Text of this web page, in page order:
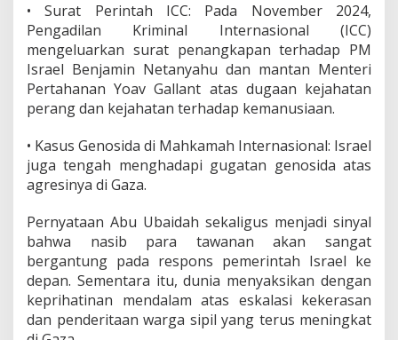
• Surat Perintah ICC: Pada November 2024,
Pengadilan Kriminal Internasional (ICC)
mengeluarkan surat penangkapan terhadap PM
Israel Benjamin Netanyahu dan mantan Menteri
Pertahanan Yoav Gallant atas dugaan kejahatan
perang dan kejahatan terhadap kemanusiaan.
• Kasus Genosida di Mahkamah Internasional: Israel
juga tengah menghadapi gugatan genosida atas
agresinya di Gaza.
Pernyataan Abu Ubaidah sekaligus menjadi sinyal
bahwa nasib para tawanan akan sangat
bergantung pada respons pemerintah Israel ke
depan. Sementara itu, dunia menyaksikan dengan
keprihatinan mendalam atas eskalasi kekerasan
dan penderitaan warga sipil yang terus meningkat